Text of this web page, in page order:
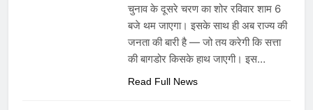
चुनाव के दूसरे चरण का शोर रविवार शाम 6
बजे थम जाएगा। इसके साथ ही अब राज्य की
जनता की बारी है — जो तय करेगी कि सत्ता
की बागडोर किसके हाथ जाएगी। इस…
Read Full News